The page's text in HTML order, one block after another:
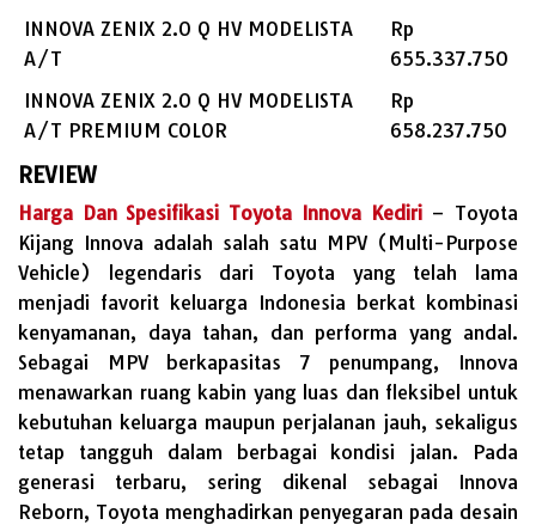
INNOVA ZENIX 2.0 Q HV MODELISTA
A/T
Rp
655.337.750
INNOVA ZENIX 2.0 Q HV MODELISTA
A/T PREMIUM COLOR
Rp
658.237.750
REVIEW
Harga Dan Spesifikasi Toyota Innova Kediri– Toyota
Kijang Innova adalah salah satu MPV (Multi-Purpose
Vehicle) legendaris dari Toyota yang telah lama
menjadi favorit keluarga Indonesia berkat kombinasi
kenyamanan, daya tahan, dan performa yang andal.
Sebagai MPV berkapasitas 7 penumpang, Innova
menawarkan ruang kabin yang luas dan fleksibel untuk
kebutuhan keluarga maupun perjalanan jauh, sekaligus
tetap tangguh dalam berbagai kondisi jalan. Pada
generasi terbaru, sering dikenal sebagai Innova
Reborn, Toyota menghadirkan penyegaran pada desain